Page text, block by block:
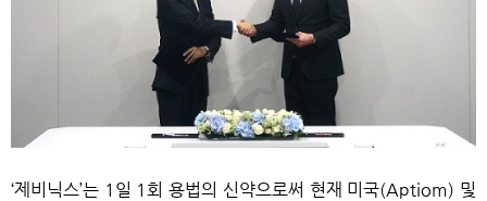
‘제비닉스’는 1일 1회 용법의 신약으로써 현재 미국(Aptiom) 및